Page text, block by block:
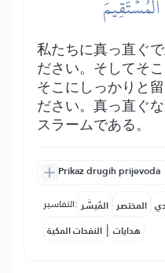
私たちに真っ直ぐ
ださい。そしてそ
そこにしっかりと
ださい。真っ直ぐ
スラームである。
Prikaz drugih prijevoda
التفاسير: المُيسَّر المختصر
النفحات المكية | هدايات